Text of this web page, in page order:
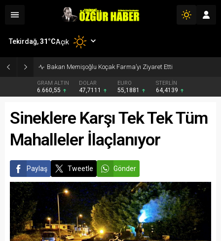
Bakan Memişoğlu Koçak Farma’yı Ziyaret Etti
GRAM ALTIN
6.660,55
DOLAR
47,7111
EURO
55,1881
STERLİN
64,4139
Tekirdağ,31°CAçık
Sineklere Karşı Tek Tek Tüm
Mahalleler İlaçlanıyor
Paylaş Tweetle Gönder